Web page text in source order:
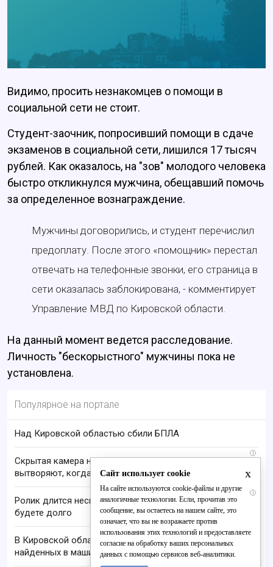
Видимо, просить незнакомцев о помощи в
социальной сети не стоит.
Студент-заочник, попросивший помощи в сдаче
экзаменов в социальной сети, лишился 17 тысяч
рублей. Как оказалось, на "зов" молодого человека
быстро откликнулся мужчина, обещавший помочь
за определенное вознаграждение.
Мужчины договорились, и студент перечислил
предоплату. После этого «помощник» перестал
отвечать на телефонные звонки, его страница в
сети оказалась заблокирована, - комментирует
Управление МВД по Кировской области.
На данный момент ведется расследование.
Личность "бескорыстного" мужчины пока не
установлена.
Популярное на портале
Над Кировской областью сбили БПЛА
i
Скрытая камера на пляже Крыма: Что люди
вытворяют, когда их не видят...
i
Ролик длится несколько секунд, а смеяться вы
будете долго
В Кировской области проверяют гибель супругов,
найденных в машине в Вятке
x
Сайт использует cookie
На сайте используются cookie-файлы и другие
аналогичные технологии. Если, прочитав это
сообщение, вы остаетесь на нашем сайте, это
означает, что вы не возражаете против
использования этих технологий и предоставляете
согласие на обработку ваших персональных
данных с помощью сервисов веб-аналитики.